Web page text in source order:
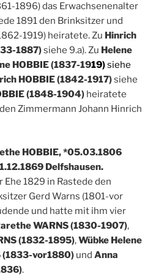
1896) das Erwachsenenalter
1891 den Brinksitzer und
1919) heiratete. Zu Hinrich
1887)siehe 9.a). Zu Helene
HOBBIE (1837-1919)siehe
HOBBIE (1842-1917)siehe
(1848-1904) heiratete
Zimmermann Johann Hinrich
HOBBIE, *05.03.1806
Delfshausen.
1829 in Rastede den
Gerd Warns (1801-vor
und hatte mit ihm vier
WARNS (1830-1907),
(1832-1895),Wübke Helene
(1833-vor1880) und Anna
.